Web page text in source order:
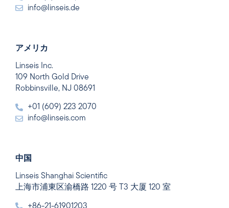
info@linseis.de
アメリカ
Linseis Inc.
109 North Gold Drive
Robbinsville, NJ 08691
+01 (609) 223 2070
info@linseis.com
中国
Linseis Shanghai Scientific
上海市浦東区渝橋路 1220 号 T3 大厦 120 室
+86-21-61901203